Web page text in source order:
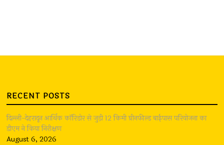
RECENT POSTS
दिल्ली-देहरादून आर्थिक कॉरिडोर से जुड़ी 12 किमी ग्रीनफील्ड बाईपास परियोजना का
डीएम ने किया निरीक्षण
August 6, 2026